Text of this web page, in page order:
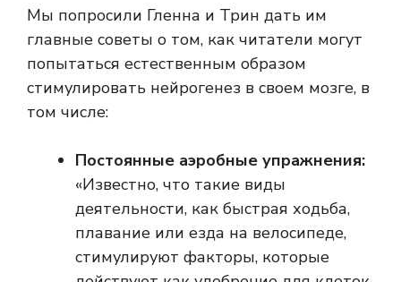
Мы попросили Гленна и Трин дать им
главные советы о том, как читатели могут
попытаться естественным образом
стимулировать нейрогенез в своем мозге, в
том числе:
Постоянные аэробные упражнения:
«Известно, что такие виды
деятельности, как быстрая ходьба,
плавание или езда на велосипеде,
стимулируют факторы, которые